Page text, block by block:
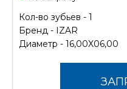
Кол-во зубьев - 1
Бренд - IZAR
Диаметр - 16,00X06,00